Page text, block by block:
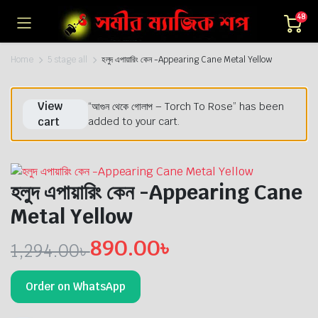
48
Home 5 stage all হলুদ এপায়ারিং কেন -Appearing Cane Metal Yellow
“আগুন থেকে গোলাপ – Torch To Rose” has been
added to your cart.
View
cart
হলুদ এপায়ারিং কেন -Appearing Cane
Metal Yellow
1,294.00৳
Original
price
890.00৳
Current
price
Order on WhatsApp